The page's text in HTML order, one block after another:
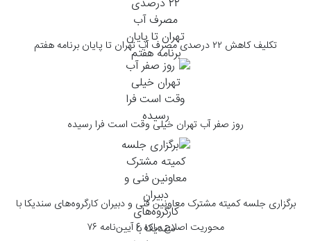
تکلیف کاهش ۲۲ درصدی مصرف آب تهران تا پایان برنامه هفتم
روز صفر آب تهران خیلی وقت است فرا رسیده
برگزاری جلسه کمیته مشترک معاونین فنی و دبیران کارگروه‌های سندیکا با
محوریت اصلاح ماده ۶ آیین‌نامه ۷۶